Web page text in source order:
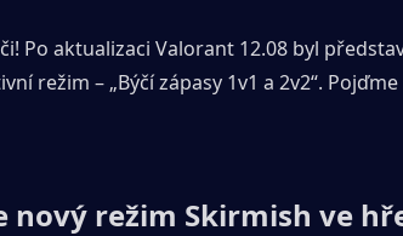
Po aktualizaci Valorant 12.08 byl
režim – „Býčí zápasy 1v1 a 2v2“.
nový režim Skirmish ve